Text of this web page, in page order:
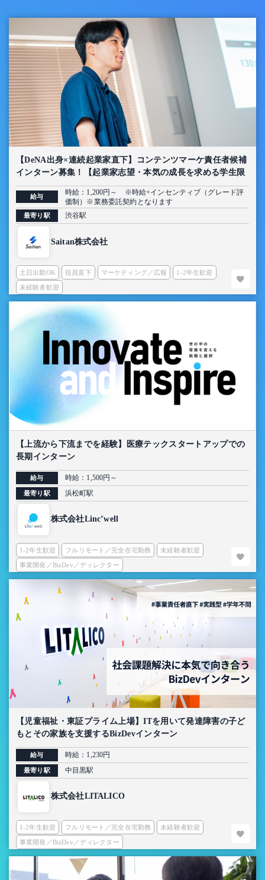
【DeNA出身×連続起業家直下】コンテンツマーケ責任者候補
インターン募集！【起業家志望・本気の成長を求める学生限
定】
給与
時給：1,200円～ ※時給+インセンティブ（グレード評
価制）※業務委託契約となります
最寄り駅 渋谷駅
Saitan株式会社
土日出勤OK 役員直下 マーケティング／広報 1-2年生歓迎
未経験者歓迎
【上流から下流までを経験】医療テックスタートアップでの
長期インターン
給与 時給：1,500円～
最寄り駅 浜松町駅
株式会社Linc’well
1-2年生歓迎 フルリモート／完全在宅勤務 未経験者歓迎
事業開発／BizDev／ディレクター
【児童福祉・東証プライム上場】ITを用いて発達障害の子ど
もとその家族を支援するBizDevインターン
給与 時給：1,230円
最寄り駅 中目黒駅
株式会社LITALICO
1-2年生歓迎 フルリモート／完全在宅勤務 未経験者歓迎
事業開発／BizDev／ディレクター